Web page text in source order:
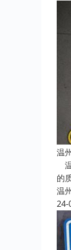
温
的
温
24-